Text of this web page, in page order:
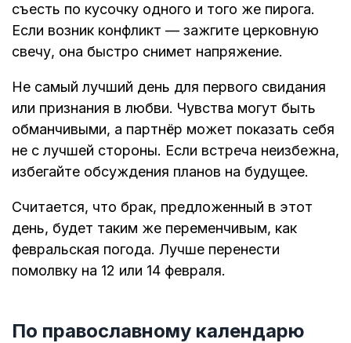
съесть по кусочку одного и того же пирога.
Если возник конфликт — зажгите церковную
свечу, она быстро снимет напряжение.
Не самый лучший день для первого свидания
или признания в любви. Чувства могут быть
обманчивыми, а партнёр может показать себя
не с лучшей стороны. Если встреча неизбежна,
избегайте обсуждения планов на будущее.
Считается, что брак, предложенный в этот
день, будет таким же переменчивым, как
февральская погода. Лучше перенести
помолвку на 12 или 14 февраля.
По православному календарю